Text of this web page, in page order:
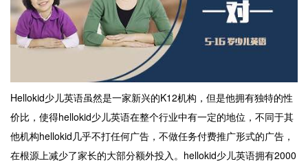
Hellokid少儿英语虽然是一家新兴的K12机构，但是他拥有独特的性
价比，使得hellokid少儿英语在整个行业中有一定的地位，不同于其
他机构hellokid几乎不打任何广告，不做任务付费推广形式的广告，
在根源上减少了家长的大部分额外投入。hellokid少儿英语拥有2000